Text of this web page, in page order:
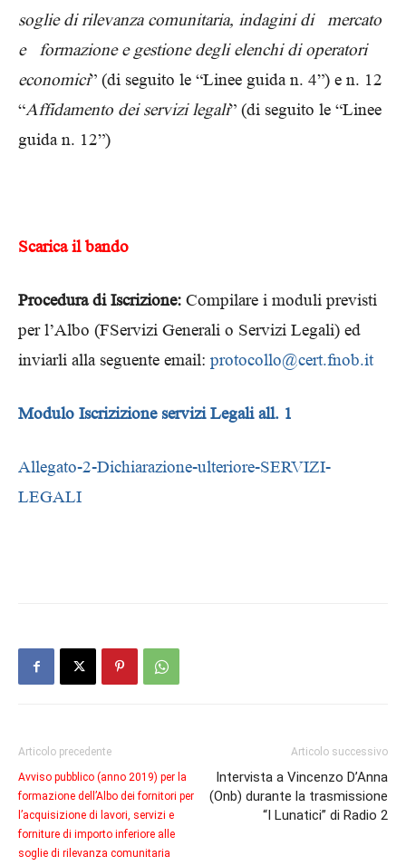
soglie di rilevanza comunitaria, indagini di mercato
e formazione e gestione degli elenchi di operatori
economici” (di seguito le “Linee guida n. 4”) e n. 12
“Affidamento dei servizi legali” (di seguito le “Linee
guida n. 12”)
Scarica il bando
Procedura di Iscrizione: Compilare i moduli previsti
per l’Albo (FServizi Generali o Servizi Legali) ed
inviarli alla seguente email: protocollo@cert.fnob.it
Modulo Iscrizizione servizi Legali all. 1
Allegato-2-Dichiarazione-ulteriore-SERVIZI-
LEGALI
Articolo precedente
Avviso pubblico (anno 2019) per la
formazione dell’Albo dei fornitori per
l’acquisizione di lavori, servizi e
forniture di importo inferiore alle
soglie di rilevanza comunitaria
Articolo successivo
Intervista a Vincenzo D’Anna
(Onb) durante la trasmissione
“I Lunatici” di Radio 2